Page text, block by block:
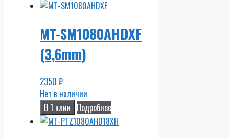
MT-SM1080AHDXF
(3,6mm)
2350 ₽
Нет в наличии
В 1 клик Подробнее